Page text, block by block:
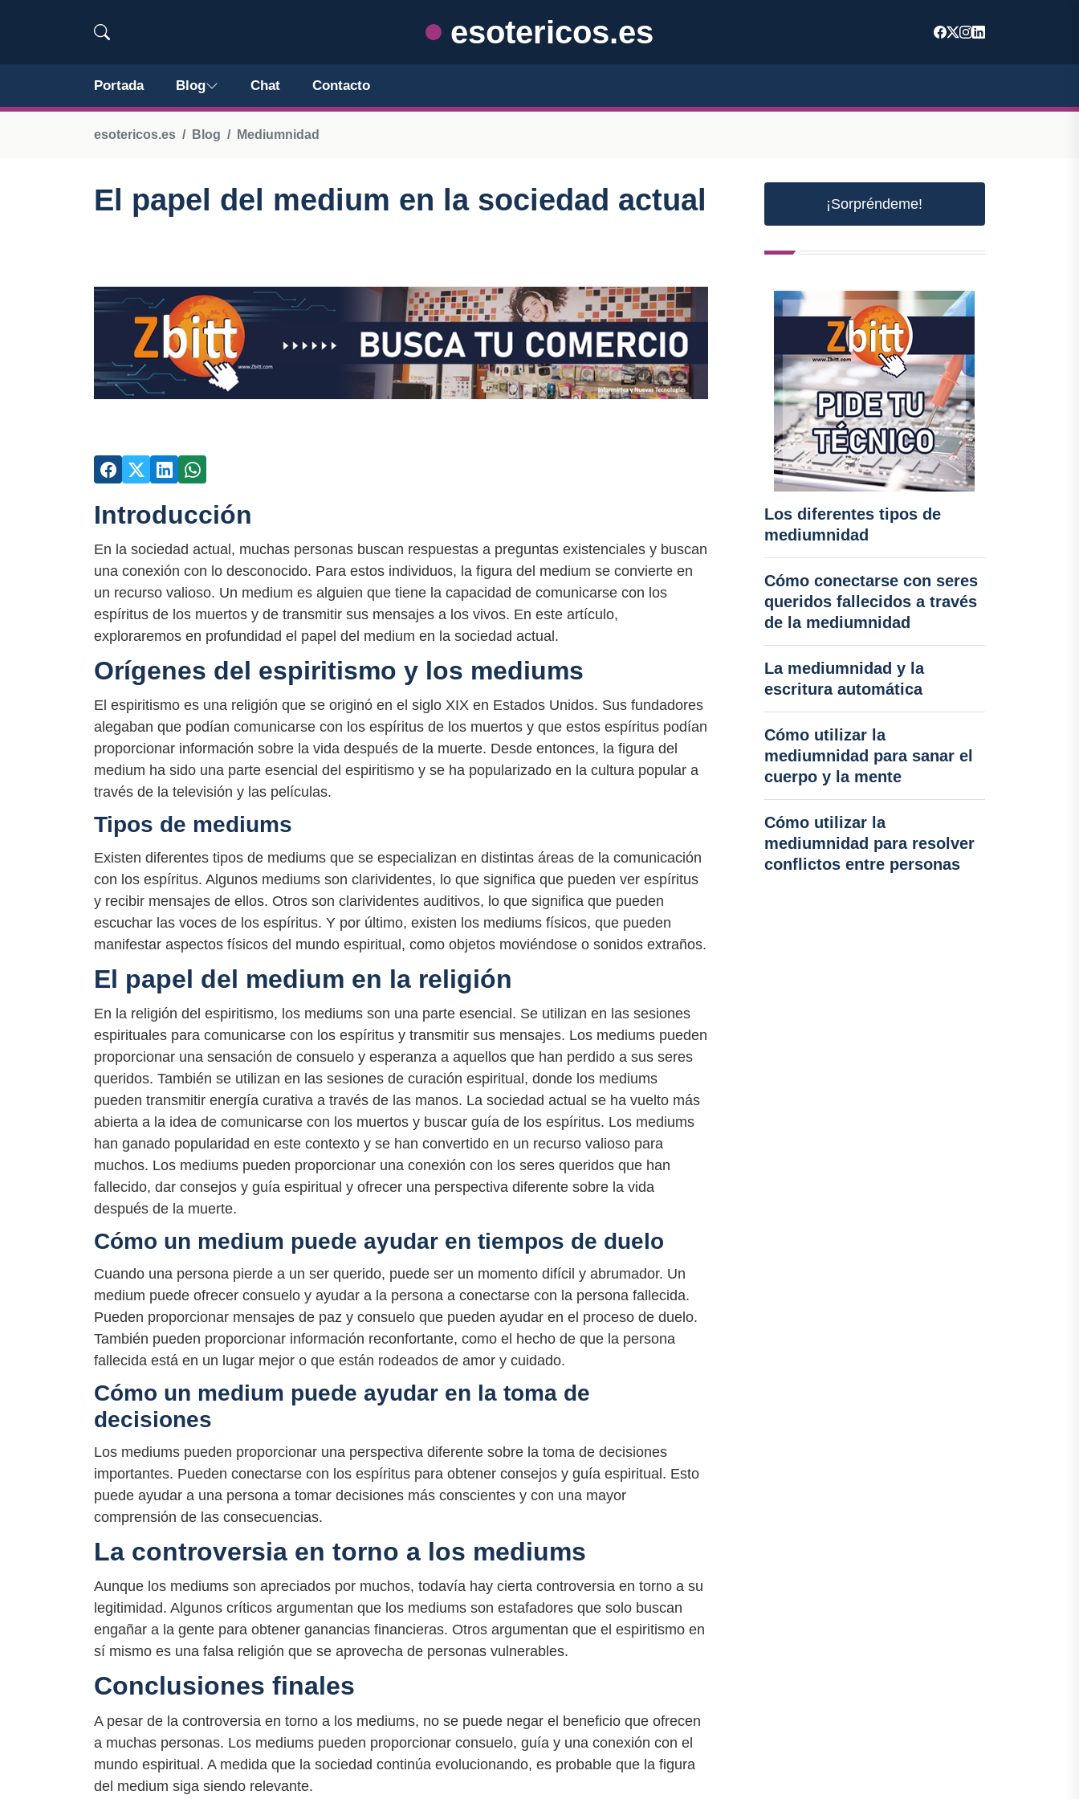
esotericos.es
Portada Blog Chat Contacto
esotericos.es Blog Mediumnidad
El papel del medium en la sociedad actual
Introducción
En la sociedad actual, muchas personas buscan respuestas a preguntas existenciales y buscan
una conexión con lo desconocido. Para estos individuos, la figura del medium se convierte en
un recurso valioso. Un medium es alguien que tiene la capacidad de comunicarse con los
espíritus de los muertos y de transmitir sus mensajes a los vivos. En este artículo,
exploraremos en profundidad el papel del medium en la sociedad actual.
Orígenes del espiritismo y los mediums
El espiritismo es una religión que se originó en el siglo XIX en Estados Unidos. Sus fundadores
alegaban que podían comunicarse con los espíritus de los muertos y que estos espíritus podían
proporcionar información sobre la vida después de la muerte. Desde entonces, la figura del
medium ha sido una parte esencial del espiritismo y se ha popularizado en la cultura popular a
través de la televisión y las películas.
Tipos de mediums
Existen diferentes tipos de mediums que se especializan en distintas áreas de la comunicación
con los espíritus. Algunos mediums son clarividentes, lo que significa que pueden ver espíritus
y recibir mensajes de ellos. Otros son clarividentes auditivos, lo que significa que pueden
escuchar las voces de los espíritus. Y por último, existen los mediums físicos, que pueden
manifestar aspectos físicos del mundo espiritual, como objetos moviéndose o sonidos extraños.
El papel del medium en la religión
En la religión del espiritismo, los mediums son una parte esencial. Se utilizan en las sesiones
espirituales para comunicarse con los espíritus y transmitir sus mensajes. Los mediums pueden
proporcionar una sensación de consuelo y esperanza a aquellos que han perdido a sus seres
queridos. También se utilizan en las sesiones de curación espiritual, donde los mediums
pueden transmitir energía curativa a través de las manos. La sociedad actual se ha vuelto más
abierta a la idea de comunicarse con los muertos y buscar guía de los espíritus. Los mediums
han ganado popularidad en este contexto y se han convertido en un recurso valioso para
muchos. Los mediums pueden proporcionar una conexión con los seres queridos que han
fallecido, dar consejos y guía espiritual y ofrecer una perspectiva diferente sobre la vida
después de la muerte.
Cómo un medium puede ayudar en tiempos de duelo
Cuando una persona pierde a un ser querido, puede ser un momento difícil y abrumador. Un
medium puede ofrecer consuelo y ayudar a la persona a conectarse con la persona fallecida.
Pueden proporcionar mensajes de paz y consuelo que pueden ayudar en el proceso de duelo.
También pueden proporcionar información reconfortante, como el hecho de que la persona
fallecida está en un lugar mejor o que están rodeados de amor y cuidado.
Cómo un medium puede ayudar en la toma de
decisiones
Los mediums pueden proporcionar una perspectiva diferente sobre la toma de decisiones
importantes. Pueden conectarse con los espíritus para obtener consejos y guía espiritual. Esto
puede ayudar a una persona a tomar decisiones más conscientes y con una mayor
comprensión de las consecuencias.
La controversia en torno a los mediums
Aunque los mediums son apreciados por muchos, todavía hay cierta controversia en torno a su
legitimidad. Algunos críticos argumentan que los mediums son estafadores que solo buscan
engañar a la gente para obtener ganancias financieras. Otros argumentan que el espiritismo en
sí mismo es una falsa religión que se aprovecha de personas vulnerables.
Conclusiones finales
A pesar de la controversia en torno a los mediums, no se puede negar el beneficio que ofrecen
a muchas personas. Los mediums pueden proporcionar consuelo, guía y una conexión con el
mundo espiritual. A medida que la sociedad continúa evolucionando, es probable que la figura
del medium siga siendo relevante.
¡Sorpréndeme!
Los diferentes tipos de
mediumnidad
Cómo conectarse con seres
queridos fallecidos a través
de la mediumnidad
La mediumnidad y la
escritura automática
Cómo utilizar la
mediumnidad para sanar el
cuerpo y la mente
Cómo utilizar la
mediumnidad para resolver
conflictos entre personas